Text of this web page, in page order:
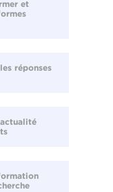
et
réponses